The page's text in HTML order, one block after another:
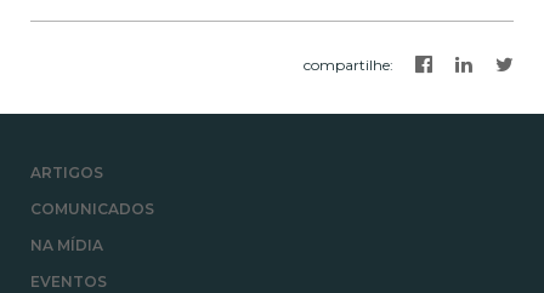
compartilhe:
ARTIGOS
COMUNICADOS
NA MÍDIA
EVENTOS